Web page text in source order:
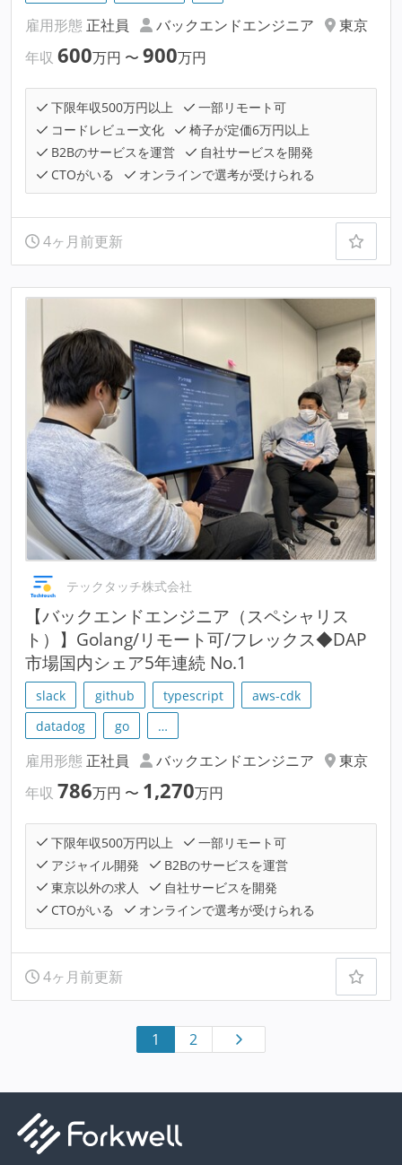
雇用形態 正社員 バックエンドエンジニア
東京
年収 600万円 〜 900万円
下限年収500万円以上
一部リモート可
コードレビュー文化
椅子が定価6万円以上
B2Bのサービスを運営
自社サービスを開発
CTOがいる
オンラインで選考が受けられる
4ヶ月前更新
テックタッチ株式会社
【バックエンドエンジニア（スペシャリス
ト）】Golang/リモート可/フレックス◆DAP
市場国内シェア5年連続 No.1
slack github typescript
aws-cdk
datadog
go …
雇用形態 正社員 バックエンドエンジニア
東京
年収 786万円 〜 1,270万円
下限年収500万円以上
一部リモート可
アジャイル開発
B2Bのサービスを運営
東京以外の求人
自社サービスを開発
CTOがいる
オンラインで選考が受けられる
4ヶ月前更新
1 2